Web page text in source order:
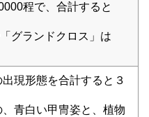
程で、合計すると
グランドクロス」は
現形態を合計すると３
、青白い甲冑姿と、植物